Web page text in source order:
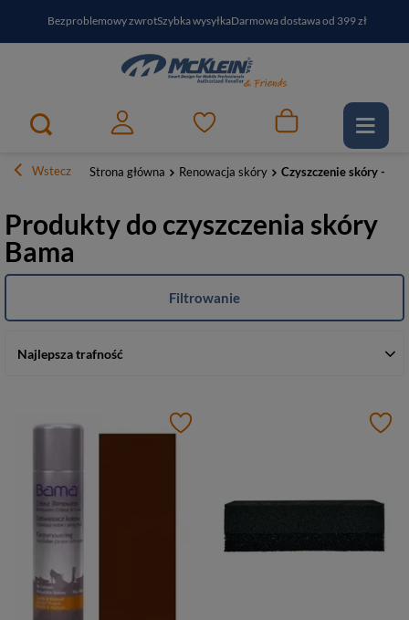
Bezproblemowy zwrotSzybka wysyłkaDarmowa dostawa od 399 zł
PayPo - kup i zapłać za30 dniZapisz się do newslettera i odbierz RABAT
Wstecz Strona główna Renowacja skóry Czyszczenie skóry -
Produkty do czyszczenia skóry
Bama
Najlepsza trafność
Filtrowanie